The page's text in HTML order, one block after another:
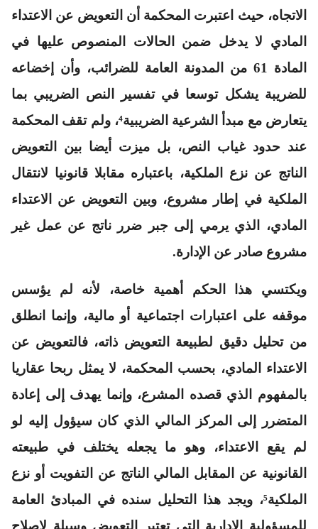
الاتجاه، حيث اعتبرت المحكمة أن التعويض عن الاعتداء
المادي لا يدخل ضمن الحالات المنصوص عليها في
المادة 61 من المدونة العامة للضرائب، وأن إخضاعه
للضريبة يشكل توسعا في تفسير النص الضريبي بما
يتعارض مع مبدأ الشرعية الضريبية⁴، ولم تقف المحكمة
عند حدود غياب النص، بل ميزت أيضا بين التعويض
الناتج عن نزع الملكية، باعتباره مقابلا قانونيا لانتقال
الملكية في إطار مشروع، وبين التعويض عن الاعتداء
المادي، الذي يرمي إلى جبر ضرر ناتج عن عمل غير
مشروع صادر عن الإدارة.
ويكتسي هذا الحكم أهمية خاصة، لأنه لم يؤسس
موقفه على اعتبارات اجتماعية أو مالية، وإنما انطلق
من تحليل دقيق لطبيعة التعويض ذاته، فالتعويض عن
الاعتداء المادي، بحسب المحكمة، لا يمثل ربحا عقاريا
بالمفهوم الذي قصده المشرع، وإنما يهدف إلى إعادة
المتضرر إلى المركز المالي الذي كان سيؤول إليه لو
لم يقع الاعتداء، وهو ما يجعله يختلف في طبيعته
القانونية عن المقابل المالي الناتج عن التفويت أو نزع
الملكية⁵، ويجد هذا التحليل سنده في المبادئ العامة
للمسؤولية الإدارية التي تعتبر التعويض وسيلة لإصلاح